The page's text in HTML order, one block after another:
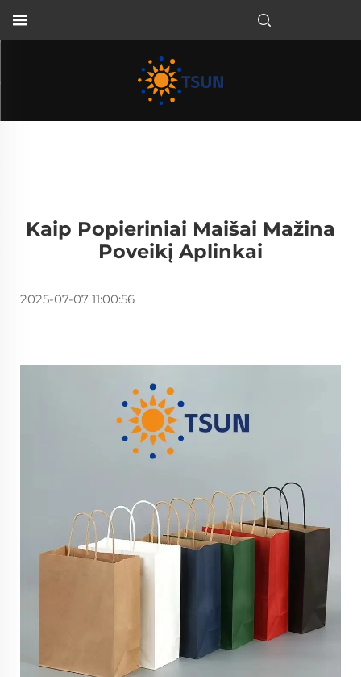
Kaip Popieriniai Maišai Mažina
Poveikį Aplinkai
2025-07-07 11:00:56